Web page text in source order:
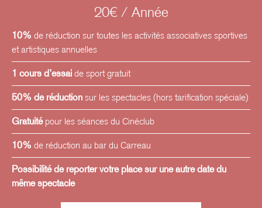
20€ / Année
10% de réduction sur toutes les activités associatives sportives
et artistiques annuelles
1 cours d’essai de sport gratuit
50% de réduction sur les spectacles (hors tarification spéciale)
Gratuitépour les séances du Cinéclub
10% de réduction au bar du Carreau
Possibilité de reporter votre place sur une autre date du
même spectacle